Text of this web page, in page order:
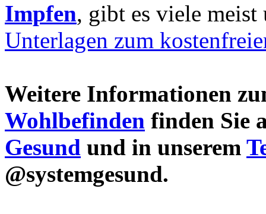
Impfen, gibt es viele
Unterlagen zum
Weitere Informationen
Wohlbefinden finden Sie
Gesund und in unserem
@systemgesund.